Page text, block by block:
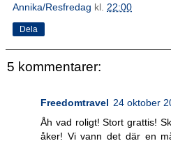
Annika/Resfredag kl. 22:00
Dela
5 kommentarer:
Freedomtravel 24 oktober
Åh vad roligt! Stort grattis!
åker! Vi vann det där en